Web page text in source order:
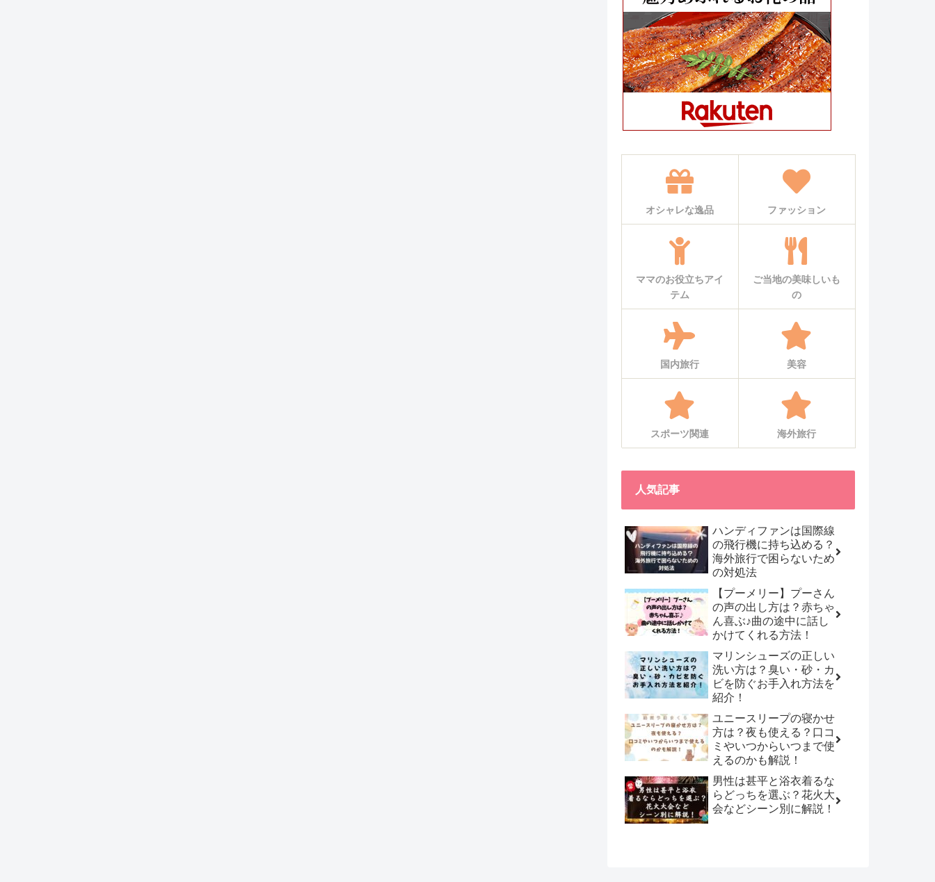
オシャレな逸品 ファッション
ママのお役立ちアイ
テム
ご当地の美味しいも
の
国内旅行 美容
スポーツ関連 海外旅行
人気記事
ハンディファンは国際線
の飛行機に持ち込める？
海外旅行で困らないため
の対処法
【プーメリー】プーさん
の声の出し方は？赤ちゃ
ん喜ぶ♪曲の途中に話し
かけてくれる方法！
マリンシューズの正しい
洗い方は？臭い・砂・カ
ビを防ぐお手入れ方法を
紹介！
ユニースリープの寝かせ
方は？夜も使える？口コ
ミやいつからいつまで使
えるのかも解説！
男性は甚平と浴衣着るな
らどっちを選ぶ？花火大
会などシーン別に解説！